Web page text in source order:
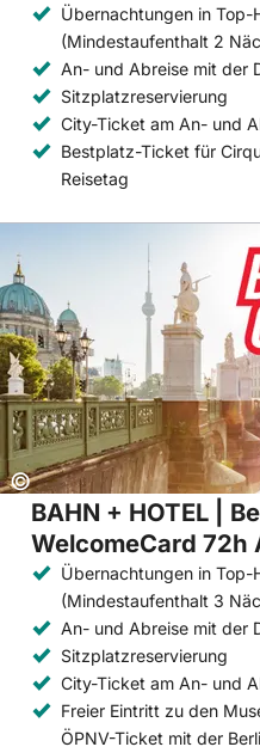
Übernachtungen in Top-
(Mindestaufenthalt 2
An- und Abreise mit der
Sitzplatzreservierung
City-Ticket am An- und
Bestplatz-Ticket für
Reisetag
Copyright:
©
BAHN + HOTEL |
WelcomeCard 72h
Übernachtungen in Top-
(Mindestaufenthalt 3
An- und Abreise mit der
Sitzplatzreservierung
City-Ticket am An- und
Freier Eintritt zu den
ÖPNV-Ticket mit der